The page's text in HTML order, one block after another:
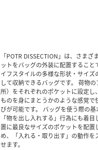
「POTR DISSECTION」は、さまざ
ットをバッグの外装に配置すること
イフスタイルの多様な形状・サイズ
して収納できるバッグです。 荷物
所）をそれぞれのポケットに設定し
ものを身にまとうかのような感覚で
びが可能です。 バッグを使う際の
「物を出し入れする」行為にも着
置に最良なサイズのポケットを配置
め、「入れる・取り出す」の動作を
せます。